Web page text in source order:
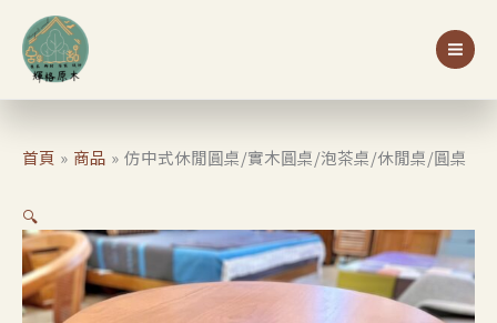
首頁 商品 仿中式休閒圓桌/實木圓桌/泡茶桌/休閒桌/圓桌
特價
🔍
圓
桌/
實
木
桌/
桌/
休
閒
桌/